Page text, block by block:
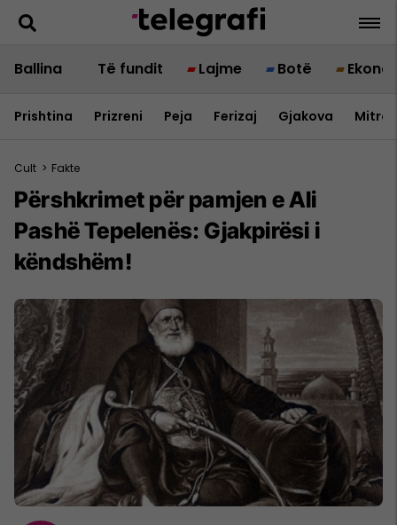
Ballina Të fundit Lajme Botë
Prishtina Prizreni Peja Ferizaj Gjakova
Cult > Fakte
Përshkrimet për pamjen e Ali
Pashë Tepelenës: Gjakpirësi i
këndshëm!